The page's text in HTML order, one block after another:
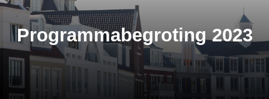
Programmabegroting 2023